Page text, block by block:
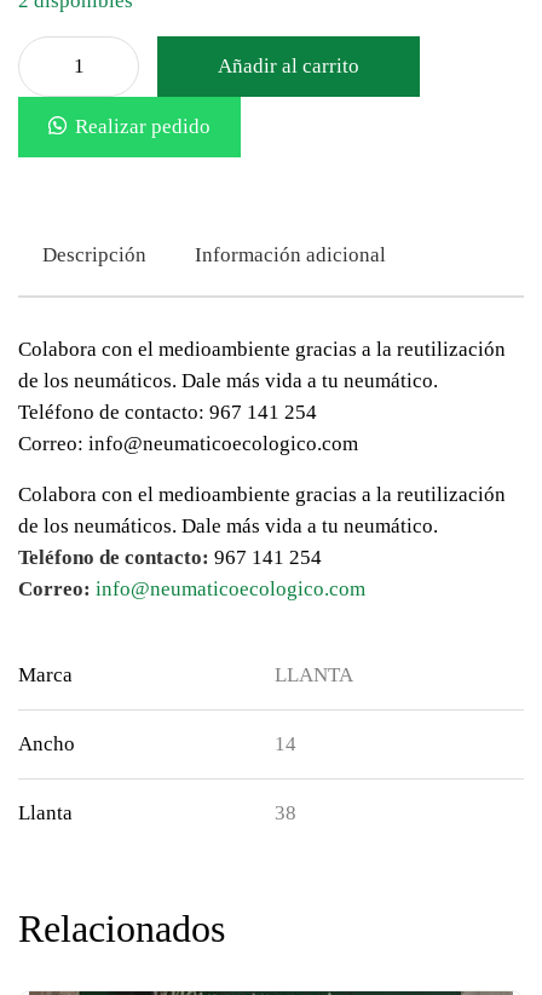
Añadir al carrito
Realizar pedido
Descripción Información adicional
Colabora con el medioambiente gracias a la reutilización
de los neumáticos. Dale más vida a tu neumático.
Teléfono de contacto: 967 141 254
Correo: info@neumaticoecologico.com
Colabora con el medioambiente gracias a la reutilización
de los neumáticos. Dale más vida a tu neumático.
Teléfono de contacto: 967 141 254
Correo: info@neumaticoecologico.com
Marca LLANTA
Ancho 14
Llanta 38
Relacionados